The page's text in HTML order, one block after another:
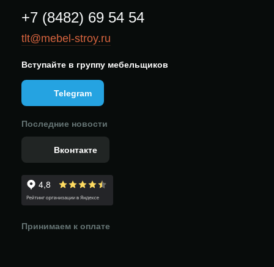
+7 (8482) 69 54 54
tlt@mebel-stroy.ru
Вступайте в группу мебельщиков
Telegram
Последние новости
Вконтакте
Принимаем к оплате